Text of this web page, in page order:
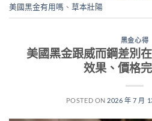
美國黑金有用嗎 、 草本壯陽
黑金心得
美國黑金跟威而鋼差別
效果、價格
POSTED ON 2026 年 7 月